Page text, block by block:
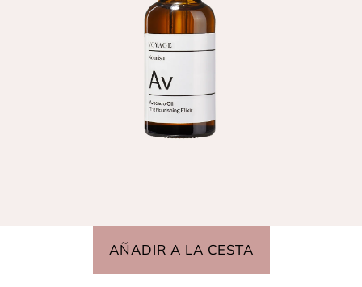
AÑADIR A LA CESTA